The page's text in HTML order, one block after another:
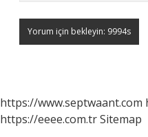
https://www.septwaant.com
https://eeee.com.trSitemap